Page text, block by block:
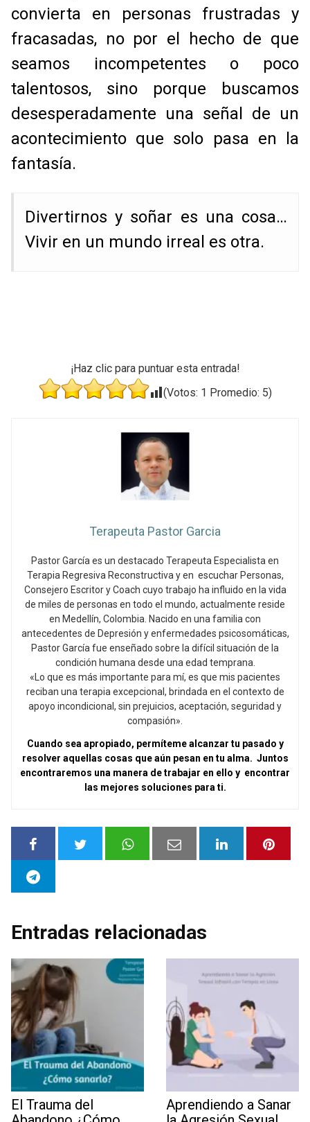
convierta en personas frustradas y
fracasadas, no por el hecho de que
seamos incompetentes o poco
talentosos, sino porque buscamos
desesperadamente una señal de un
acontecimiento que solo pasa en la
fantasía.
Divertirnos y soñar es una cosa…
Vivir en un mundo irreal es otra.
¡Haz clic para puntuar esta entrada!
(Votos: 1 Promedio: 5)
Terapeuta Pastor Garcia
Pastor García es un destacado Terapeuta Especialista en
Terapia Regresiva Reconstructiva y en escuchar Personas,
Consejero Escritor y Coach cuyo trabajo ha influido en la vida
de miles de personas en todo el mundo, actualmente reside
en Medellín, Colombia. Nacido en una familia con
antecedentes de Depresión y enfermedades psicosomáticas,
Pastor García fue enseñado sobre la difícil situación de la
condición humana desde una edad temprana.
«Lo que es más importante para mí, es que mis pacientes
reciban una terapia excepcional, brindada en el contexto de
apoyo incondicional, sin prejuicios, aceptación, seguridad y
compasión».
Cuando sea apropiado, permíteme alcanzar tu pasado y
resolver aquellas cosas que aún pesan en tu alma. Juntos
encontraremos una manera de trabajar en ello y encontrar
las mejores soluciones para ti.
Entradas relacionadas
El Trauma del
Aprendiendo a Sanar